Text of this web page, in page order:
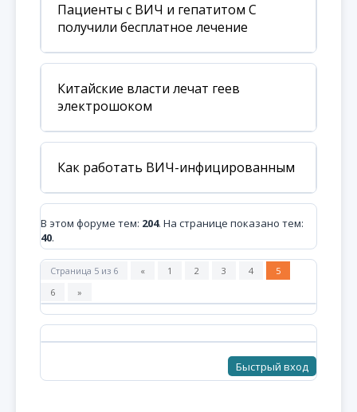
Пациенты с ВИЧ и гепатитом С
получили бесплатное лечение
Китайские власти лечат геев
электрошоком
Как работать ВИЧ-инфицированным
В этом форуме тем: 204. На странице показано тем:
40.
Страница 5 из 6 « 1 2 3 4
5
6
»